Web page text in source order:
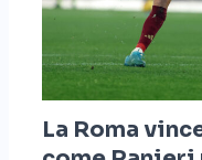
La Roma